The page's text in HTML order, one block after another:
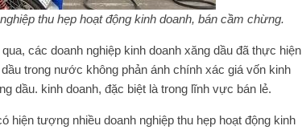
thu hẹp hoạt động kinh doanh, bán cầm chừng.
các doanh nghiệp kinh doanh xăng dầu đã thực hiện
trong nước không phản ánh chính xác giá vốn kinh
dầu. kinh doanh, đặc biệt là trong lĩnh vực bán lẻ.
hiện tượng nhiều doanh nghiệp thu hẹp hoạt động kinh